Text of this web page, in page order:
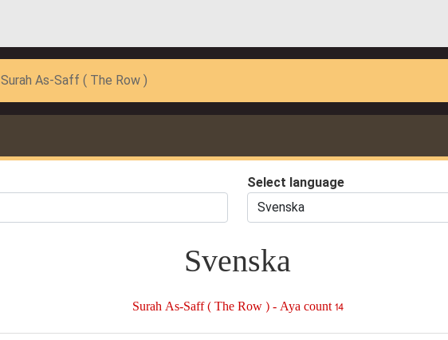
Surah As-Saff ( The Row )
Select language
Svenska
Surah As-Saff ( The Row ) - Aya count 14